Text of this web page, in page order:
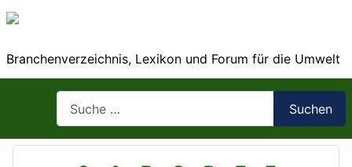
Branchenverzeichnis, Lexikon und Forum für die Umwelt
Suchen